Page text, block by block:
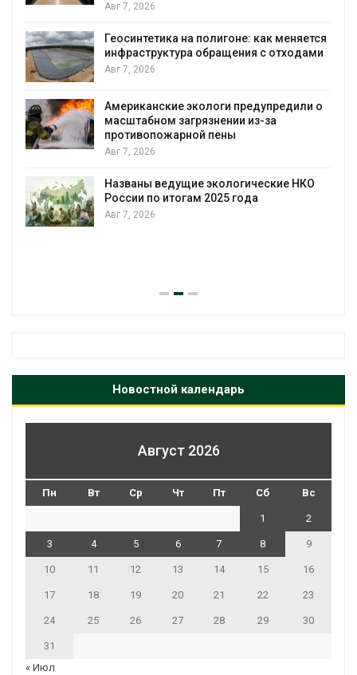
Авг 7, 2026
Геосинтетика на полигоне: как меняется
инфраструктура обращения с отходами
Авг 7, 2026
Американские экологи предупредили о
масштабном загрязнении из-за
противопожарной пены
Авг 7, 2026
Названы ведущие экологические НКО
России по итогам 2025 года
Авг 7, 2026
Новостной календарь
Август 2026
Пн Вт Ср Чт Пт Сб Вс
1 2
3 4 5 6 7 8 9
10 11 12 13 14 15 16
17 18 19 20 21 22 23
24 25 26 27 28 29 30
31
« Июл